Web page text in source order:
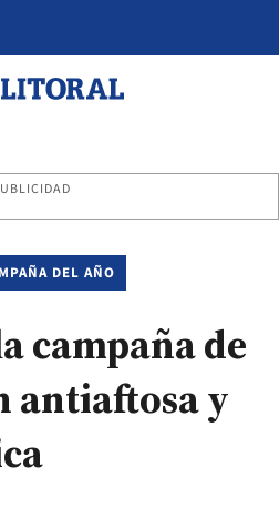
DEL AÑO
campaña de
antiaftosa y